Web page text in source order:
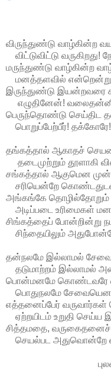
விருந்துண்டு வாழ்கின்ற
விட்டுவிட்டு
மருந்துண்டு வாழ்கின்ற
மனத்தளவில்
இருந்துண்டு இயன்றவரை
எழுதினேன்!
பெருந்தொண்டு செய்திட
பொறுப்பேற்பீர்! தக்கோரே!
தங்கத்தால் ஆகாதச்
தடைமுற்றும் தூளாகி
சங்கத்தால் ஆகுமென
சரியென்றே
அங்கங்கே
அடிப்படை உரிமைகள்
சிங்கத்தைப் போன்றின்று
சிந்தையிலும்
தன்நலமே இல்லாமல்
தடுமாற்றம் இல்லாமல்
பொன்மனமே கொண்டவரே
பொதுநலமே
எத்தனைப்பேர் வருவார்கள்
ஏற்றயிடம் உறுதி செய்ய
சித்தமதை, வருகைதனைச்
செயல்பட அதுவொன்றே
புலவர் சா